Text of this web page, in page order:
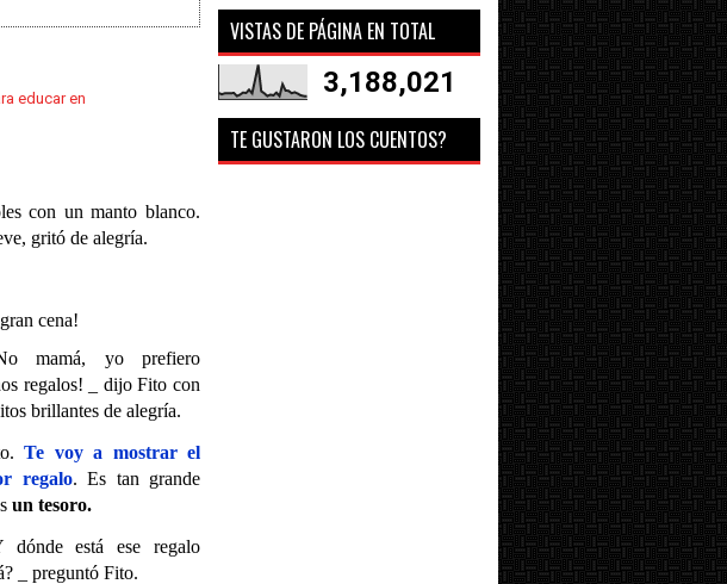
educar en
con un manto blanco.
gritó de alegría.
cena!
mamá, yo prefiero
regalos! _ dijo Fito con
brillantes de alegría.
Te voy a mostrar el
regalo. Es tan grande
un tesoro.
dónde está ese regalo
_ preguntó Fito.
VISTAS DE PÁGINA EN TOTAL
3,188,021
TE GUSTARON LOS CUENTOS?